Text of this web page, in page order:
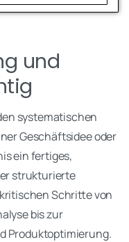
nachhaltigen
Qualitätsverlust
besser von der
– wir erkunden
und
systematischen
Geschäftsidee oder
ein fertiges,
strukturierte
Schritte von
bis zur
Produktoptimierung.